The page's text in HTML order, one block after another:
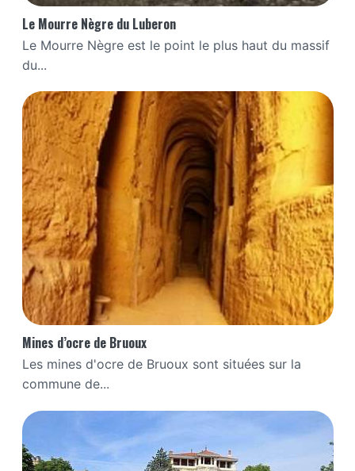
Le Mourre Nègre du Luberon
Le Mourre Nègre est le point le plus haut du massif
du...
Mines d’ocre de Bruoux
Les mines d'ocre de Bruoux sont situées sur la
commune de...